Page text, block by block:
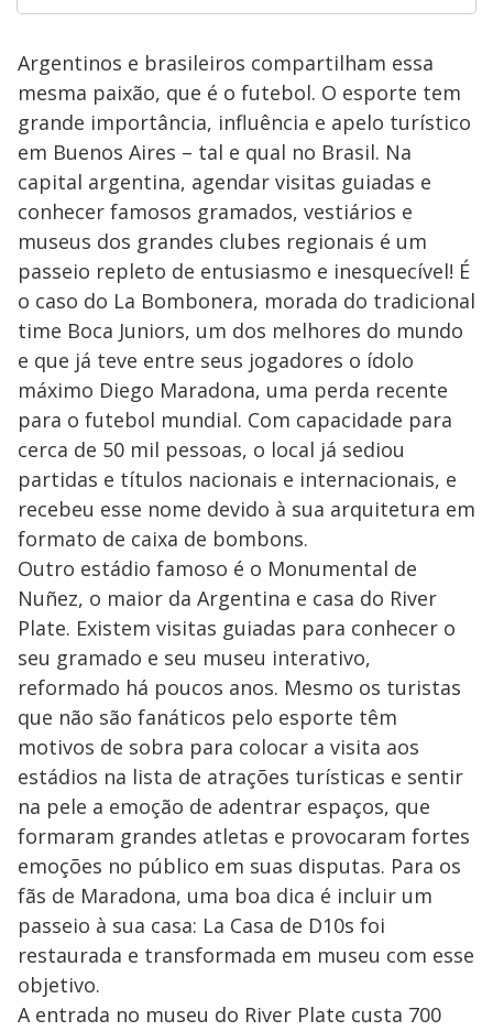
Argentinos e brasileiros compartilham essa
mesma paixão, que é o futebol. O esporte tem
grande importância, influência e apelo turístico
em Buenos Aires – tal e qual no Brasil. Na
capital argentina, agendar visitas guiadas e
conhecer famosos gramados, vestiários e
museus dos grandes clubes regionais é um
passeio repleto de entusiasmo e inesquecível! É
o caso do La Bombonera, morada do tradicional
time Boca Juniors, um dos melhores do mundo
e que já teve entre seus jogadores o ídolo
máximo Diego Maradona, uma perda recente
para o futebol mundial. Com capacidade para
cerca de 50 mil pessoas, o local já sediou
partidas e títulos nacionais e internacionais, e
recebeu esse nome devido à sua arquitetura em
formato de caixa de bombons.
Outro estádio famoso é o Monumental de
Nuñez, o maior da Argentina e casa do River
Plate. Existem visitas guiadas para conhecer o
seu gramado e seu museu interativo,
reformado há poucos anos. Mesmo os turistas
que não são fanáticos pelo esporte têm
motivos de sobra para colocar a visita aos
estádios na lista de atrações turísticas e sentir
na pele a emoção de adentrar espaços, que
formaram grandes atletas e provocaram fortes
emoções no público em suas disputas. Para os
fãs de Maradona, uma boa dica é incluir um
passeio à sua casa: La Casa de D10s foi
restaurada e transformada em museu com esse
objetivo.
A entrada no museu do River Plate custa 700